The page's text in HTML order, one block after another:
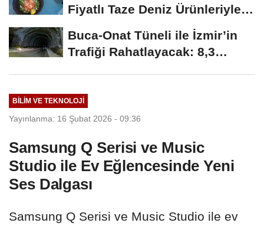
Fiyatlı Taze Deniz Ürünleriyle
Buca-Onat Tüneli ile İzmir’in
Trafiği Rahatlayacak: 8,3
BILIM VE TEKNOLOJI
Yayınlanma: 16 Şubat 2026 - 09:36
Samsung Q Serisi ve Music
Studio ile Ev Eğlencesinde Yeni
Ses Dalgası
Samsung Q Serisi ve Music Studio ile ev